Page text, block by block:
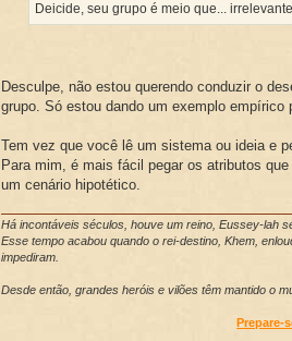
Deicide, seu grupo é meio que...
Desculpe, não estou querendo conduzir o
grupo. Só estou dando um exemplo empírico
Tem vez que você lê um sistema ou ideia e
Para mim, é mais fácil pegar os atributos
um cenário hipotético.
Há incontáveis séculos, houve um reino, Eussey-lah
Esse tempo acabou quando o rei-destino, Khem,
impediram.
Desde então, grandes heróis e vilões têm mantido o
Prepare-